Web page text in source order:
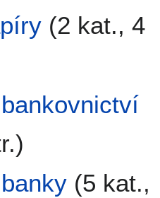
(2 kat., 4
(5 kat.,